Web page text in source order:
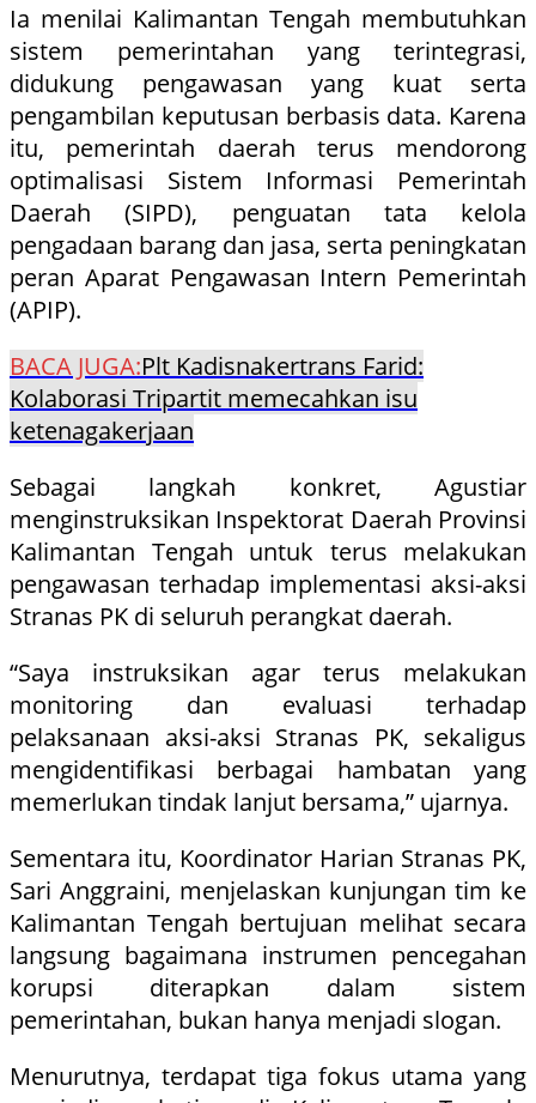
Ia menilai Kalimantan Tengah membutuhkan
sistem pemerintahan yang terintegrasi,
didukung pengawasan yang kuat serta
pengambilan keputusan berbasis data. Karena
itu, pemerintah daerah terus mendorong
optimalisasi Sistem Informasi Pemerintah
Daerah (SIPD), penguatan tata kelola
pengadaan barang dan jasa, serta peningkatan
peran Aparat Pengawasan Intern Pemerintah
(APIP).
BACA JUGA:Plt Kadisnakertrans Farid:
Kolaborasi Tripartit memecahkan isu
ketenagakerjaan
Sebagai langkah konkret, Agustiar
menginstruksikan Inspektorat Daerah Provinsi
Kalimantan Tengah untuk terus melakukan
pengawasan terhadap implementasi aksi-aksi
Stranas PK di seluruh perangkat daerah.
“Saya instruksikan agar terus melakukan
monitoring dan evaluasi terhadap
pelaksanaan aksi-aksi Stranas PK, sekaligus
mengidentifikasi berbagai hambatan yang
memerlukan tindak lanjut bersama,” ujarnya.
Sementara itu, Koordinator Harian Stranas PK,
Sari Anggraini, menjelaskan kunjungan tim ke
Kalimantan Tengah bertujuan melihat secara
langsung bagaimana instrumen pencegahan
korupsi diterapkan dalam sistem
pemerintahan, bukan hanya menjadi slogan.
Menurutnya, terdapat tiga fokus utama yang